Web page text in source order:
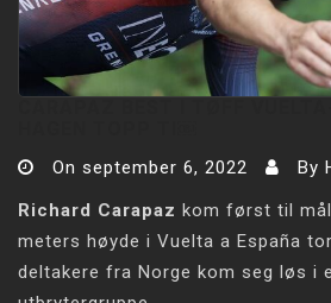
On september 6, 2022 By
Richard Carapaz kom først til
meters høyde i Vuelta a España
deltakere fra Norge kom seg løs i